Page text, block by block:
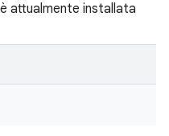
attualmente installata